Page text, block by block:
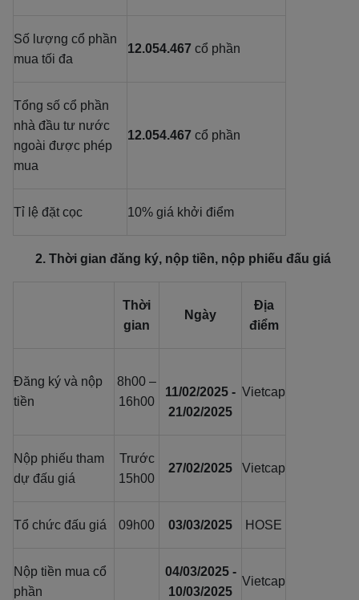
Số lượng cổ phần
mua tối đa
12.054.467 cổ phần
Tổng số cổ phần
nhà đầu tư nước
ngoài được phép
mua
12.054.467 cổ phần
Tỉ lệ đặt cọc 10% giá khởi điểm
2. Thời gian đăng ký, nộp tiền, nộp phiếu đấu giá
Thời
gian
Ngày
Địa
điểm
Đăng ký và nộp
tiền
8h00 –
16h00
11/02/2025 -
21/02/2025
Vietcap
Nộp phiếu tham
dự đấu giá
Trước
15h00
27/02/2025 Vietcap
Tổ chức đấu giá 09h00 03/03/2025 HOSE
Nộp tiền mua cổ
phần
04/03/2025 -
10/03/2025
Vietcap